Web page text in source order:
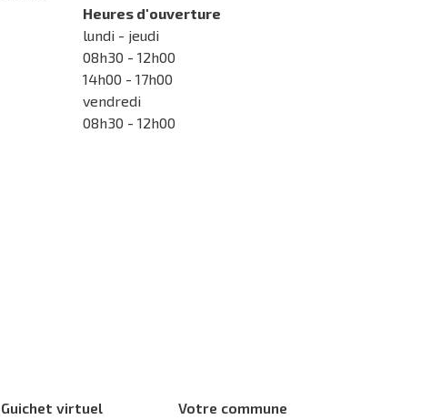
Heures d'ouverture
lundi - jeudi
08h30 - 12h00
14h00 - 17h00
vendredi
08h30 - 12h00
Guichet virtuel Votre commune